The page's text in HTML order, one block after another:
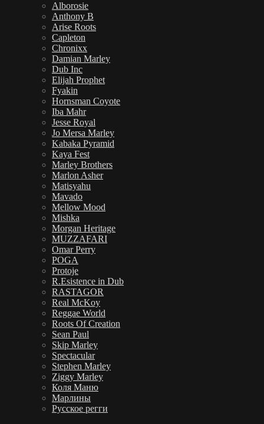
Alborosie
Anthony B
Arise Roots
Capleton
Chronixx
Damian Marley
Dub Inc
Elijah Prophet
Fyakin
Hornsman Coyote
Iba Mahr
Jesse Royal
Jo Mersa Marley
Kabaka Pyramid
Kaya Fest
Marley Brothers
Marlon Asher
Matisyahu
Mavado
Mellow Mood
Mishka
Morgan Heritage
MUZZAFARI
Omar Perry
POGA
Protoje
R.Esistence in Dub
RASTAGOR
Real McKoy
Reggae World
Roots Of Creation
Sean Paul
Skip Marley
Spectacular
Stephen Marley
Ziggy Marley
Коля Маню
Марлины
Русское регги